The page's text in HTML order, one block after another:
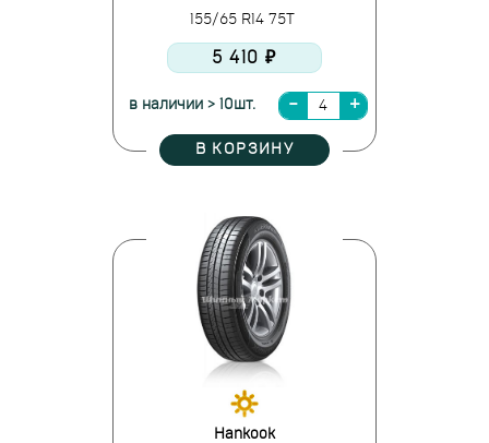
155/65 R14 75T
5 410 ₽
в наличии > 10шт.
В КОРЗИНУ
Hankook